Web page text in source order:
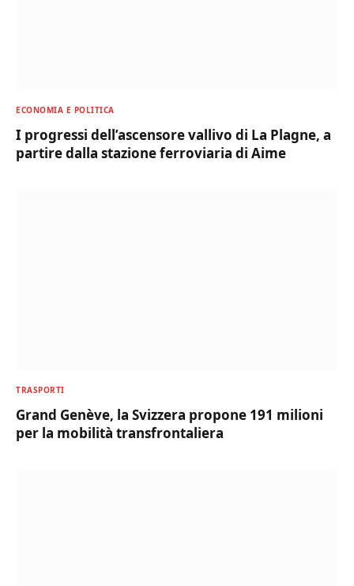
ECONOMIA E POLITICA
I progressi dell’ascensore vallivo di La Plagne, a
partire dalla stazione ferroviaria di Aime
TRASPORTI
Grand Genève, la Svizzera propone 191 milioni
per la mobilità transfrontaliera